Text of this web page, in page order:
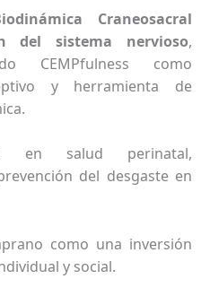
Craneosacral
del sistema nervioso,
CEMPfulness como
y herramienta de
en salud perinatal,
del desgaste en
como una inversión
y social.